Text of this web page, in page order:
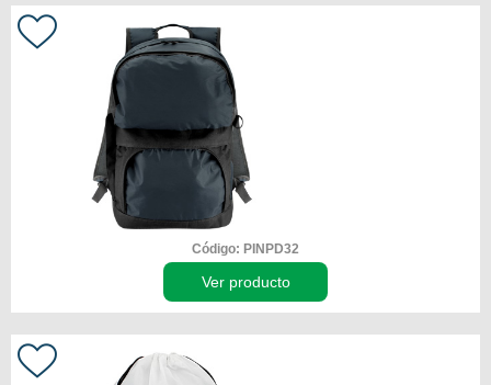
Código: PINPD32
Ver producto